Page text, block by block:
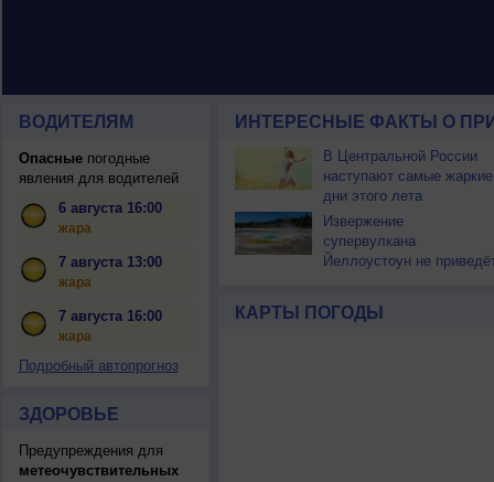
ВОДИТЕЛЯМ
Опасныепогодные
явления для водителей
6 августа 16:00
жара
7 августа 13:00
жара
7 августа 16:00
жара
Подробный автопрогноз
ЗДОРОВЬЕ
Предупреждения для
метеочувствительных
ИНТЕРЕСНЫЕ ФАКТЫ О
В Центральной России
наступают самые жаркие
дни этого лета
Извержение
супервулкана
Йеллоустоун не
КАРТЫ ПОГОДЫ